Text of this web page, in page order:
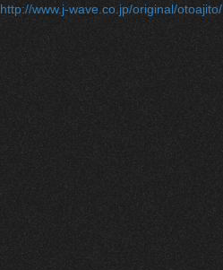
http://www.j-wave.co.jp/original/otoajito/